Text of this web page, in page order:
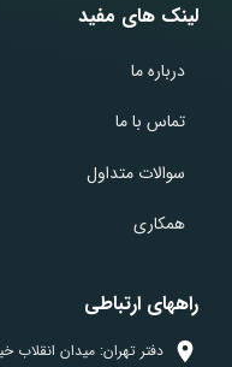
لینک های مفید
درباره ما
تماس با ما
سوالات متداول
همکاری
راههای ارتباطی
دفتر تهران: میدان انقلاب